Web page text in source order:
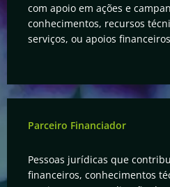
com apoio em ações e
conhecimentos, recursos
serviços, ou apoios
Parceiro Financiador
Pessoas jurídicas que
financeiros, conhecimentos